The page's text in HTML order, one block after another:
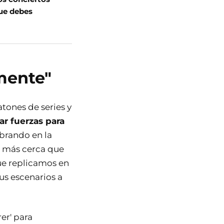
debes
de series y
fuerzas para
en la
cerca que
replicamos en
escenarios a
para